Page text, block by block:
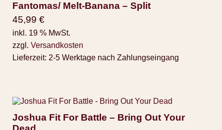
Fantomas/ Melt-Banana – Split
45,99 €
inkl. 19 % MwSt.
zzgl. Versandkosten
Lieferzeit: 2-5 Werktage nach Zahlungseingang
Joshua Fit For Battle – Bring Out Your